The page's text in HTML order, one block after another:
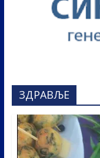
ЗДРАВЉЕ